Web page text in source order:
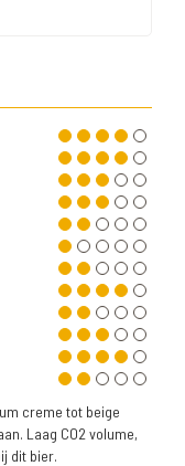
creme tot beige
Laag CO2 volume,
dit bier.